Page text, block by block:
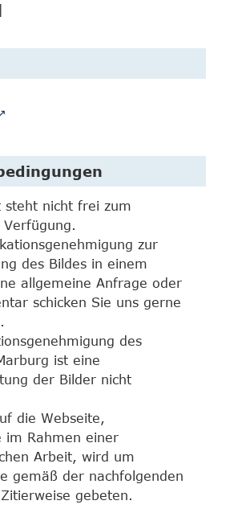
steht nicht frei zum
Verfügung.
zur
des Bildes in einem
allgemeine Anfrage oder
schicken Sie uns gerne
.
des
ist eine
der Bilder nicht
die Webseite,
im Rahmen einer
Arbeit, wird um
gemäß der nachfolgenden
gebeten.